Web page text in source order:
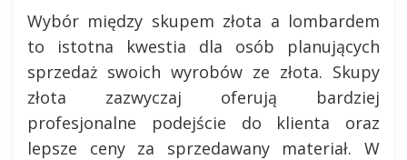
Wybór między skupem złota a lombardem
to istotna kwestia dla osób planujących
sprzedaż swoich wyrobów ze złota. Skupy
złota zazwyczaj oferują bardziej
profesjonalne podejście do klienta oraz
lepsze ceny za sprzedawany materiał. W